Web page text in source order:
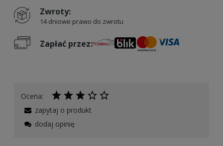
Zwroty:
14 dniowe prawo do zwrotu
Zapłać przez:
Ocena:
zapytaj o produkt
dodaj opinię